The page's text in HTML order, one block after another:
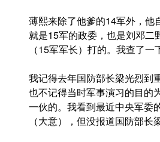
薄熙来除了他爹的14军外，他
就是15军的政委，也是刘邓二
（15军军长）打的。我查了
我记得去年国防部长梁光烈到
也不记得当时军事演习的目的
一伙的。我看到最近中央军委
（大意），但没报道国防部长